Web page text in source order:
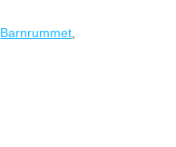
Barnrummet